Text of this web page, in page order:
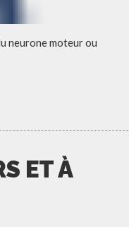
neurone moteur ou
ET À